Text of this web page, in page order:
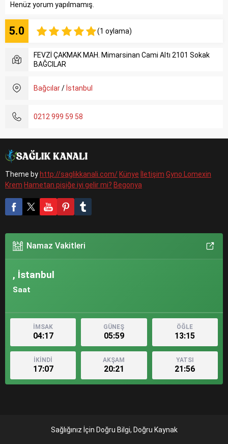
Henüz yorum yapılmamış.
5.0 (1 oylama)
FEVZİ ÇAKMAK MAH. Mimarsinan Cami Altı 2101 Sokak
BAĞCILAR
Bağcılar/ İstanbul
0212 999 59 58
Theme by http://saglikkanali.com/ Künye İletişim Gyno Lomexin
Krem Hametan pişiğe iyi gelir mi? Begonya
Namaz Vakitleri
, İstanbul
Saat
İMSAK
04:17
GÜNEŞ
05:59
ÖĞLE
13:15
İKİNDİ
17:07
AKŞAM
20:21
YATSI
21:56
Sağlığınız İçin Doğru Bilgi, Doğru Kaynak